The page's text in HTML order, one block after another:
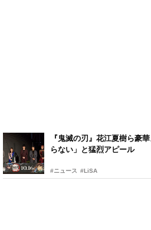
『鬼滅の刃』花江夏樹ら豪
らない」と猛烈アピール
#ニュース #LiSA